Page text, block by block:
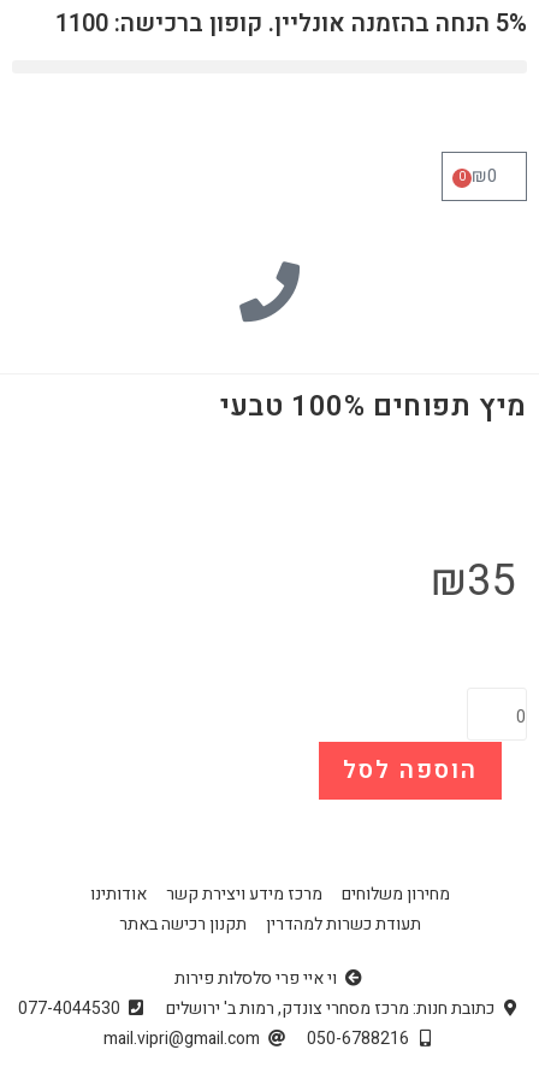
5% הנחה בהזמנה אונליין. קופון ברכישה: 1100
₪0
0
מיץ תפוחים 100% טבעי
₪35
הוספה לסל
מחירון משלוחים מרכז מידע ויצירת קשר
אודותינו
תעודת כשרות למהדרין
תקנון רכישה באתר
וי איי פרי סלסלות פירות
כתובת חנות: מרכז מסחרי צונדק, רמות ב' ירושלים
077-4044530
050-6788216
mail.vipri@gmail.com